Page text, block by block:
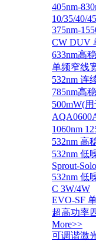
405nm-
10/35/40/
375nm-
CW DUV
633nm高
单频窄线
532nm 连
785nm高
500mW(
1060nm
532nm 高
532nm 低
532nm 低
C 3W/4W
EVO-SF
超高功率
More>>
可调谐激